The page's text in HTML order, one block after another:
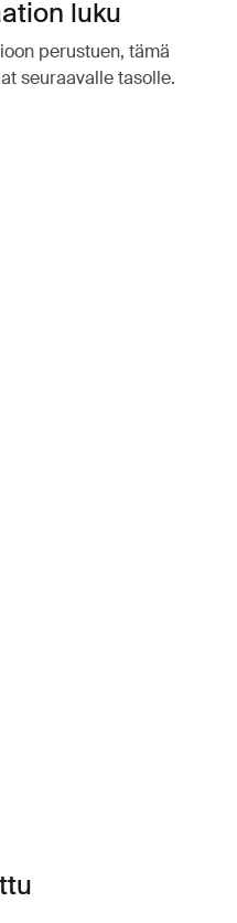
luku
perustuen, tämä
seuraavalle tasolle.